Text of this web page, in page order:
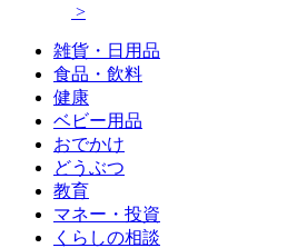
>
雑貨・日用品
食品・飲料
健康
ベビー用品
おでかけ
どうぶつ
教育
マネー・投資
くらしの相談